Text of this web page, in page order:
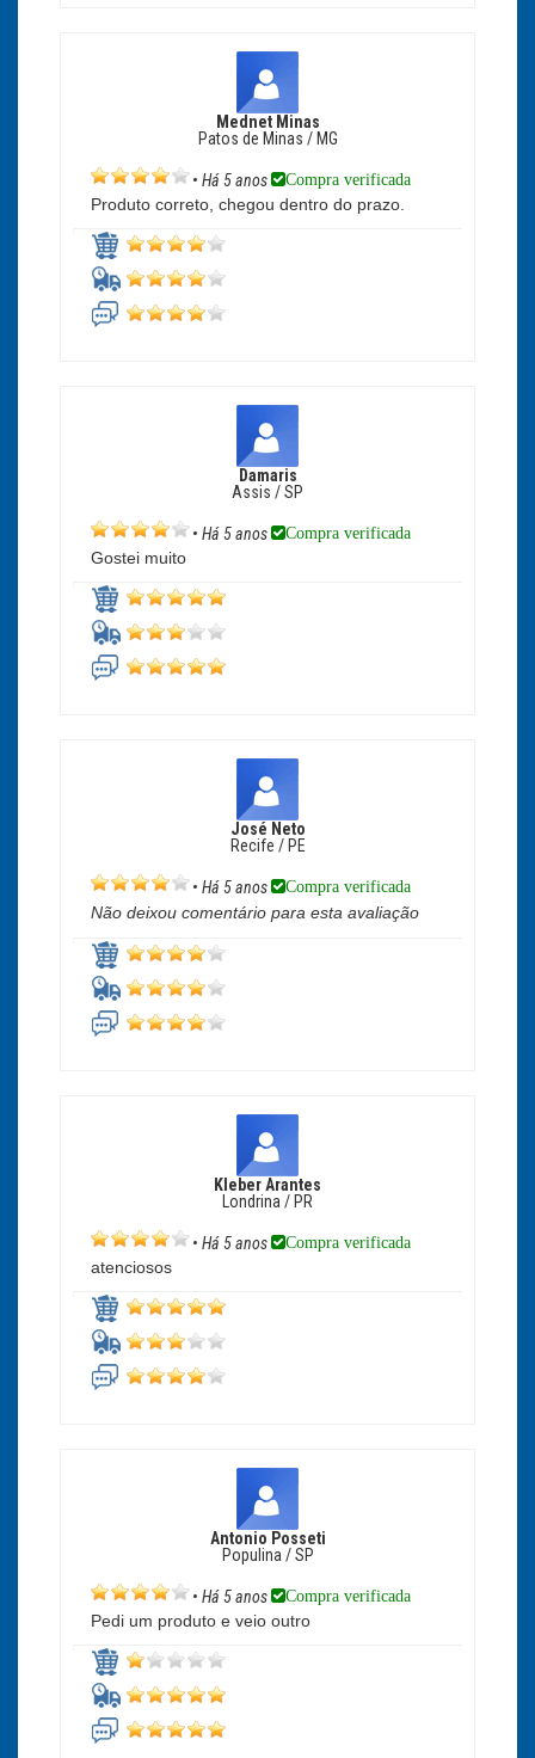
Mednet Minas
Patos de Minas / MG
• Há 5 anos Compra verificada
Produto correto, chegou dentro do prazo.
Damaris
Assis / SP
• Há 5 anos Compra verificada
Gostei muito
José Neto
Recife / PE
• Há 5 anos Compra verificada
Não deixou comentário para esta avaliação
Kleber Arantes
Londrina / PR
• Há 5 anos Compra verificada
atenciosos
Antonio Posseti
Populina / SP
• Há 5 anos Compra verificada
Pedi um produto e veio outro